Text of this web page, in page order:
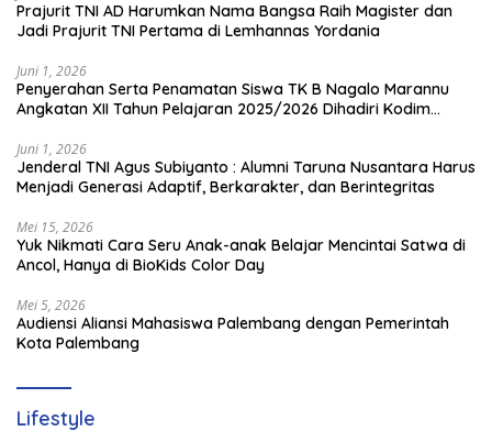
Prajurit TNI AD Harumkan Nama Bangsa Raih Magister dan
Jadi Prajurit TNI Pertama di Lemhannas Yordania
Juni 1, 2026
Penyerahan Serta Penamatan Siswa TK B Nagalo Marannu
Angkatan XII Tahun Pelajaran 2025/2026 Dihadiri Kodim
Juni 1, 2026
Jenderal TNI Agus Subiyanto : Alumni Taruna Nusantara Harus
Menjadi Generasi Adaptif, Berkarakter, dan Berintegritas
Mei 15, 2026
Yuk Nikmati Cara Seru Anak-anak Belajar Mencintai Satwa di
Ancol, Hanya di BioKids Color Day
Mei 5, 2026
Audiensi Aliansi Mahasiswa Palembang dengan Pemerintah
Kota Palembang
Lifestyle